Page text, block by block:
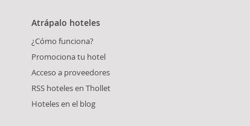
Atrápalo hoteles
¿Cómo funciona?
Promociona tu hotel
Acceso a proveedores
RSS hoteles en Thollet
Hoteles en el blog